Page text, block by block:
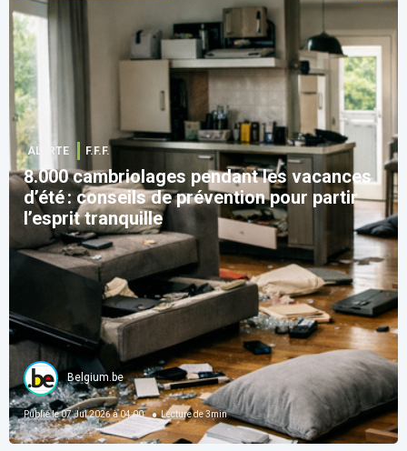
ALERTE F.F.F.
8.000 cambriolages pendant les vacances
d’été : conseils de prévention pour partir
l’esprit tranquille
Belgium.be
Publié le07 Jul 2026 à 04:00 Lecture de3min